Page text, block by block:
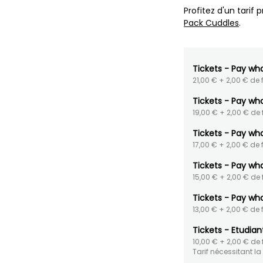
Profitez d'un tarif
Pack Cuddles.
Tickets - Pay
21,00 € + 2,00 € de
Tickets - Pay
19,00 € + 2,00 € de
Tickets - Pay
17,00 € + 2,00 € de
Tickets - Pay
15,00 € + 2,00 € de
Tickets - Pay
13,00 € + 2,00 € de
Tickets -
10,00 € + 2,00 € de
Tarif nécessitant